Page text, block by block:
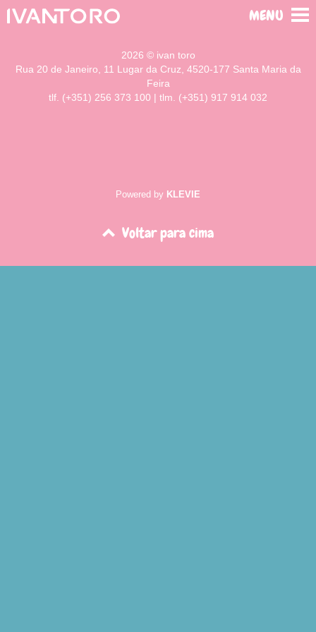
MENU
2026 © ivan toro
Rua 20 de Janeiro, 11 Lugar da Cruz, 4520-177 Santa Maria da
Feira
tlf. (+351) 256 373 100 | tlm. (+351) 917 914 032
Powered by KLEVIE
Voltar para cima